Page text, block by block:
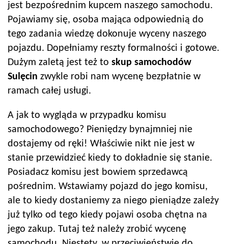
jest bezpośrednim kupcem naszego samochodu.
Pojawiamy się, osoba mająca odpowiednią do
tego zadania wiedzę dokonuje wyceny naszego
pojazdu. Dopełniamy reszty formalności i gotowe.
Dużym zaletą jest też to skup samochodów
Sulęcin zwykle robi nam wycenę bezpłatnie w
ramach całej usługi.
A jak to wygląda w przypadku komisu
samochodowego? Pieniędzy bynajmniej nie
dostajemy od ręki! Właściwie nikt nie jest w
stanie przewidzieć kiedy to dokładnie się stanie.
Posiadacz komisu jest bowiem sprzedawcą
pośrednim. Wstawiamy pojazd do jego komisu,
ale to kiedy dostaniemy za niego pieniądze zależy
już tylko od tego kiedy pojawi osoba chętna na
jego zakup. Tutaj też należy zrobić wycenę